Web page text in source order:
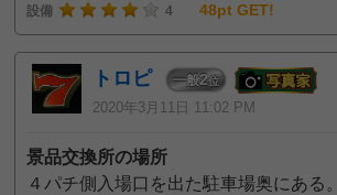
設備
4 48pt GET!
トロピ 一般2位
2020年3月11日 11:02 PM
景品交換所の場所
４パチ側入場口を出た駐車場奥にある。